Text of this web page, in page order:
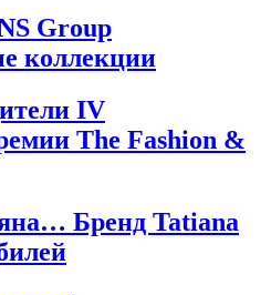
Group
коллекции
IV
The Fashion &
Бренд Tatiana